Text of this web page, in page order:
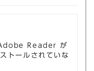
Adobe Reader が
トールされていな